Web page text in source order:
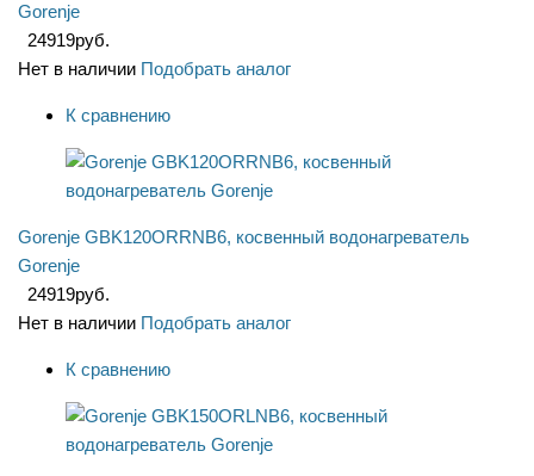
Gorenje
24919руб.
Нет в наличии Подобрать аналог
К сравнению
Gorenje GBK120ORRNB6, косвенный водонагреватель
Gorenje
24919руб.
Нет в наличии Подобрать аналог
К сравнению